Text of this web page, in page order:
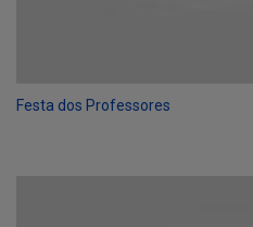
Festa dos Professores